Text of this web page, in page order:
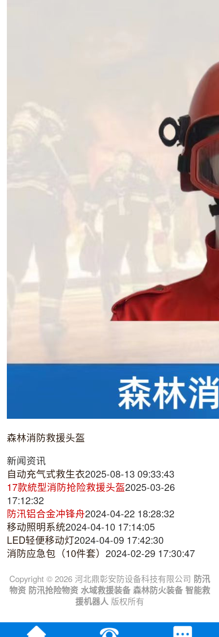
森林消防救援头盔
新闻资讯
自动充气式救生衣2025-08-13 09:33:43
17款統型消防抢险救援头盔2025-03-26
17:12:32
防汛铝合金冲锋舟2024-04-22 18:28:32
移动照明系统2024-04-10 17:14:05
LED轻便移动灯2024-04-09 17:42:30
消防应急包（10件套） 2024-02-29 17:30:47
Copyright © 2026 河北鼎彰安防设备科技有限公司 防汛
物资 防汛抢险物资 水域救援装备 森林防火装备 智能救
援机器人版权所有